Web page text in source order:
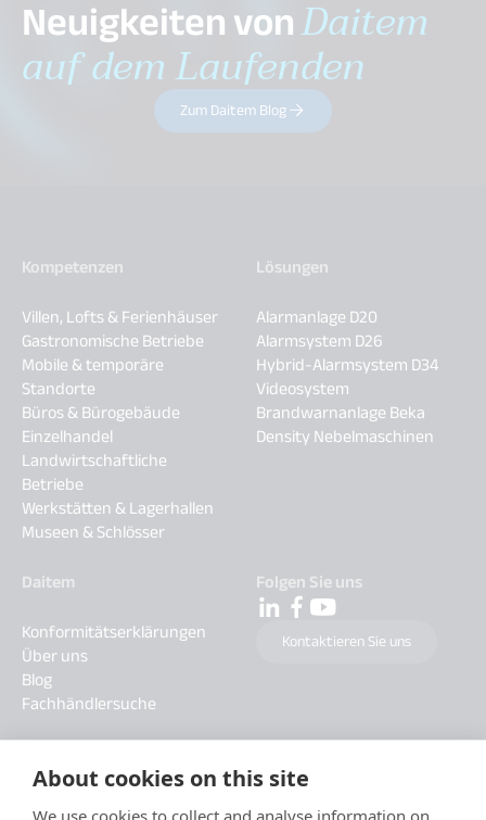
About cookies on this site
We use cookies to collect and analyse information on
Neuigkeiten vonDaitem
auf dem Laufenden
Zum Daitem Blog
Kompetenzen
Villen, Lofts & Ferienhäuser
Gastronomische Betriebe
Mobile & temporäre
Standorte
Büros & Bürogebäude
Einzelhandel
Landwirtschaftliche
Betriebe
Werkstätten & Lagerhallen
Museen & Schlösser
Lösungen
Alarmanlage D20
Alarmsystem D26
Hybrid-Alarmsystem D34
Videosystem
Brandwarnanlage Beka
Density Nebelmaschinen
Daitem
Konformitätserklärungen
Über uns
Blog
Fachhändlersuche
Folgen Sie uns
Kontaktieren Sie uns